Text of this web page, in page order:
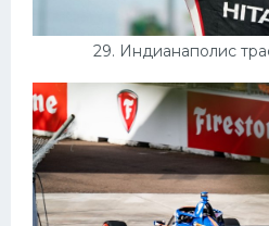
29. Индианаполис